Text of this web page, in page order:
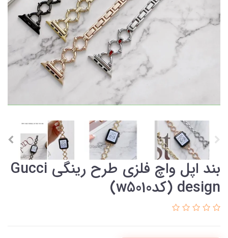
بند اپل واچ فلزی طرح رینگی Gucci
design (کدw5010)